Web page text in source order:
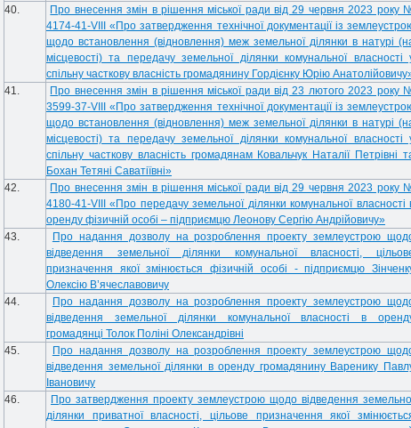
40.
Про внесення змін в рішення міської ради від 29 червня 2023 року
4174-41-VIII «Про затвердження технічної документації із
щодо встановлення (відновлення) меж земельної ділянки в натурі
місцевості) та передачу земельної ділянки комунальної власності
спільну часткову власність громадянину Гордієнку Юрію
41.
Про внесення змін в рішення міської ради від 23 лютого 2023 року
3599-37-VIII «Про затвердження технічної документації із
щодо встановлення (відновлення) меж земельної ділянки в натурі
місцевості) та передачу земельної ділянки комунальної власності
спільну часткову власність громадянам Ковальчук Наталії Петрівні
Бохан Тетяні Саватіївні»
42.
Про внесення змін в рішення міської ради від 29 червня 2023 року
4180-41-VIII «Про передачу земельної ділянки комунальної власності
оренду фізичній особі – підприємцю Леонову Сергію Андрійовичу»
43.
Про надання дозволу на розроблення проекту землеустрою
відведення земельної ділянки комунальної власності,
призначення якої змінюється фізичній особі - підприємцю
Олексію В’ячеславовичу
44.
Про надання дозволу на розроблення проекту землеустрою
відведення земельної ділянки комунальної власності в
громадянці Толок Поліні Олександрівні
45.
Про надання дозволу на розроблення проекту землеустрою
відведення земельної ділянки в оренду громадянину Варенику
Івановичу
46.
Про затвердження проекту землеустрою щодо відведення
ділянки приватної власності, цільове призначення якої